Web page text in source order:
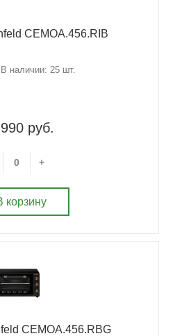
CEMOA.456.RIB
В наличии: 25 шт.
руб.
+
корзину
CEMOA.456.RBG